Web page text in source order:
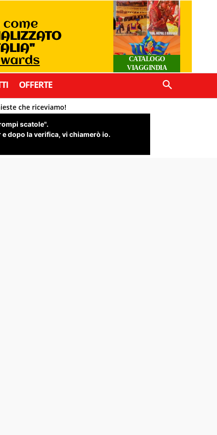
come
CATALOGO
VIAGGINDIA
OFFERTE
che riceviamo!
scatole".
dopo la verifica, vi chiamerò io.